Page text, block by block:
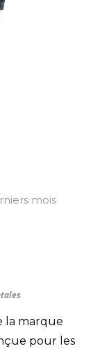
mois
la marque
pour les